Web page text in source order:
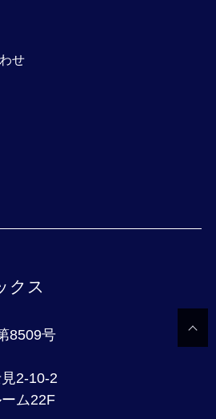
せ
クス
8509号
見2-10-2
ム22F